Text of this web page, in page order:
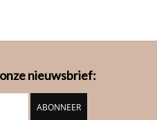
nieuwsbrief:
ABONNEER